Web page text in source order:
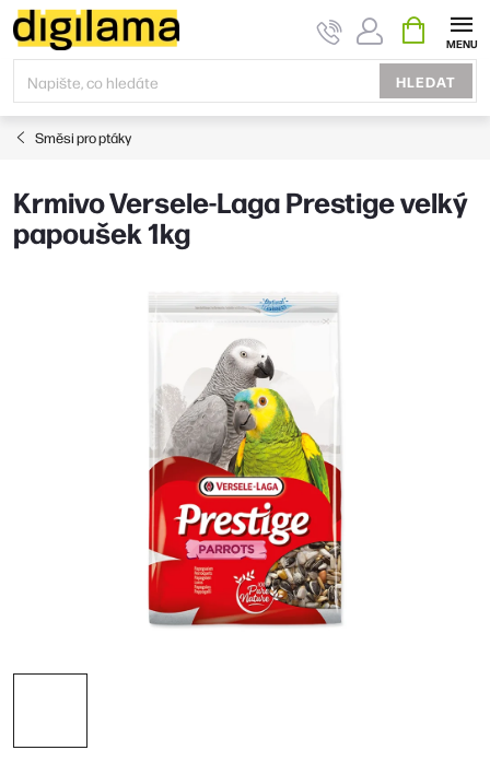
Přejít
na
obsah
HLEDAT
KOŠÍK
Směsi pro ptáky
Krmivo Versele-Laga Prestige velký
papoušek 1kg